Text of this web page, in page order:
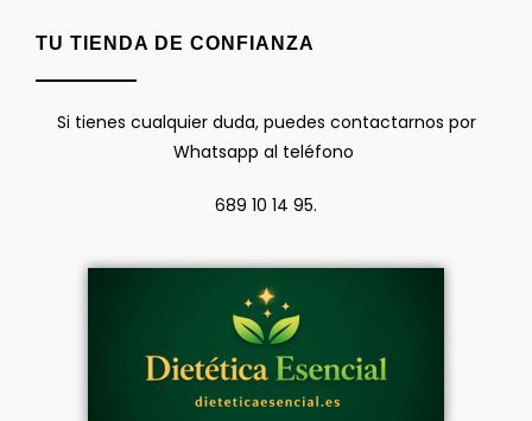
TU TIENDA DE CONFIANZA
Si tienes cualquier duda, puedes contactarnos por
Whatsapp al teléfono
689 10 14 95.